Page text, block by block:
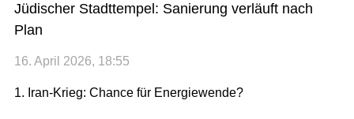
Jüdischer Stadttempel: Sanierung verläuft nach
Plan
16. April 2026, 18:55
1. Iran-Krieg: Chance für Energiewende?